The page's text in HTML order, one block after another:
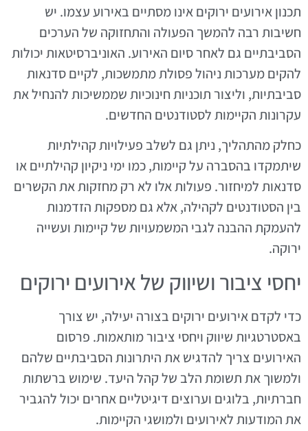
תכנון אירועים ירוקים אינו מסתיים באירוע עצמו. יש
חשיבות רבה להמשך הפעולה והתחזוקה של הערכים
הסביבתיים גם לאחר סיום האירוע. האוניברסיטאות יכולות
להקים מערכות ניהול פסולת מתמשכות, לקיים סדנאות
סביבתיות, וליצור תוכניות חינוכיות שממשיכות להנחיל את
עקרונות הקיימות לסטודנטים החדשים.
כחלק מהתהליך, ניתן גם לשלב פעילויות קהילתיות
שיתמקדו בהסברה על קיימות, כמו ימי ניקיון קהילתיים או
סדנאות למיחזור. פעולות אלו לא רק מחזקות את הקשרים
בין הסטודנטים לקהילה, אלא גם מספקות הזדמנות
להעמקת ההבנה לגבי המשמעויות של קיימות ועשייה
ירוקה.
יחסי ציבור ושיווק של אירועים ירוקים
כדי לקדם אירועים ירוקים בצורה יעילה, יש צורך
באסטרטגיות שיווק ויחסי ציבור מותאמות. פרסום
האירועים צריך להדגיש את היתרונות הסביבתיים שלהם
ולמשוך את תשומת הלב של קהל היעד. שימוש ברשתות
חברתיות, בלוגים וערוצים דיגיטליים אחרים יכול להגביר
את המודעות לאירועים ולמושגי הקיימות.